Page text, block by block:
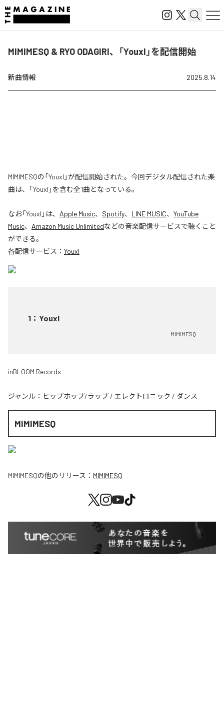
MIMIMESQ & RYO ODAGIRI、「YouxI」を配信開始
新曲情報 2025.8.14
MIMIMESQの「YouxI」が配信開始された。今回デジタル配信された楽
曲は、「YouxI」を含む全1曲となっている。
なお「YouxI 」は、 Apple Music、 Spotify、 LINE MUSIC、 YouTube
Music、 Amazon Music Unlimitedなどの音楽配信サービスで聴くこと
ができる。
各配信サービス： YouxI
1 ： YouxI
MIMIMESQ
inBLOOM Records
ジャンル： ヒップホップ/ラップ / エレクトロニック / ダンス
MIMIMESQ
MIMIMESQの他のリリース： MIMIMESQ